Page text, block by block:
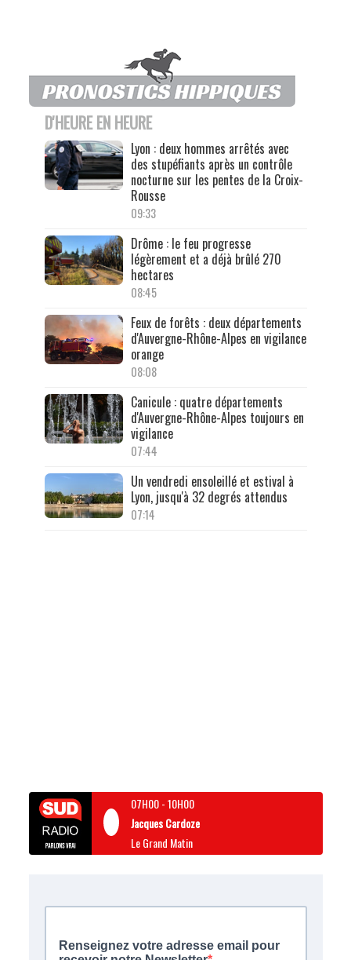
D'HEURE EN HEURE
Lyon : deux hommes arrêtés avec
des stupéfiants après un contrôle
nocturne sur les pentes de la Croix-
Rousse
09:33
Drôme : le feu progresse
légèrement et a déjà brûlé 270
hectares
08:45
Feux de forêts : deux départements
d'Auvergne-Rhône-Alpes en vigilance
orange
08:08
Canicule : quatre départements
d'Auvergne-Rhône-Alpes toujours en
vigilance
07:44
Un vendredi ensoleillé et estival à
Lyon, jusqu'à 32 degrés attendus
07:14
07H00-10H00
Jacques Cardoze
Le Grand Matin